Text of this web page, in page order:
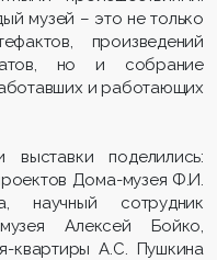
музей – это не только
произведений
но и собрание
и работающих
поделились:
Дома-музея Ф.И.
научный сотрудник
Алексей Бойко,
квартиры А.С. Пушкина